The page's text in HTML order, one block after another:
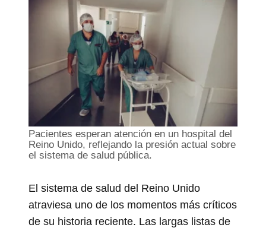
Pacientes esperan atención en un hospital del
Reino Unido, reflejando la presión actual sobre
el sistema de salud pública.
El sistema de salud del Reino Unido
atraviesa uno de los momentos más críticos
de su historia reciente. Las largas listas de